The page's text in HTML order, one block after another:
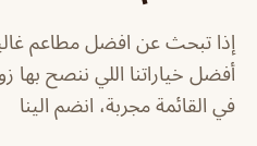
إذا تبحث عن افضل مطاعم
أفضل خياراتنا اللي ننصح بها
في القائمة مجربة، انضم الينا